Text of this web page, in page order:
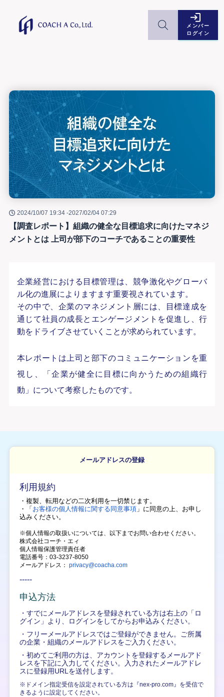
メンバー
ログイン
2024/10/07 19:34 -2027/02/04 07:29
【調査レポート】組織の健全な目標追求に向けたマネジ
メントとは 上司が部下のコーチであることの重要性
企業経営における目標管理は、競争激化やグローバ
ル化の進展によりますます重要視されています。
その中で、企業のマネジメント層には、目標達成を
通じて社員の成長とエンゲージメントを促進し、行
動をドライブさせていくことが求められています。
本レポートは上司と部下のコミュニケーションを重
視し、「企業が健全に目標に向かうための組織行
動」について考察したものです。
メールアドレスの登録
利用規約
・複製、転用などの二次利用を一切禁じます。
・「 お客様の個人情報に関する同意事項」に同意の上、 お申し
込みください。
※個人情報の取扱いについては、以下までお問い合わせください。
株式会社コーチ・エィ
個人情報保護管理責任者
電話番号：03-3237-8050
メールアドレス： privacy@coacha.com
-----
申込方法
・すでにメールアドレスを登録されている方は右上の「ロ
グイン」より、ログインをしてからお申込みください。
・フリーメールアドレスではご登録ができません。ご所属
の企業・組織のメールアドレスをご入力ください。
・初めてご利用の方は、アカウントを登録するメールアド
レスを下記に入力してください。入力されたメールアドレ
スに登録用URLを送付します。
※ドメイン指定受信を設定されている方は『nex-pro.com』を受信で
きるように設定してください。